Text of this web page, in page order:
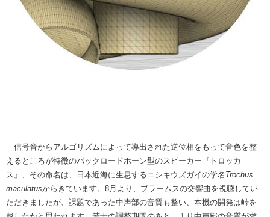
信号音からアルゴリズムによって導出された逆位相をもって音色を整
えるところが特徴のバックロードホーン型のスピーカー『トロッカ
ス』、その命名は、日本近海に生息するニシキウズガイの学名 Trochus
maculatusからきています。8月より、ブラームスの交響曲を視聴してい
ただきましたが、課題であった中声部の音質も整い、本機の開発は峠を